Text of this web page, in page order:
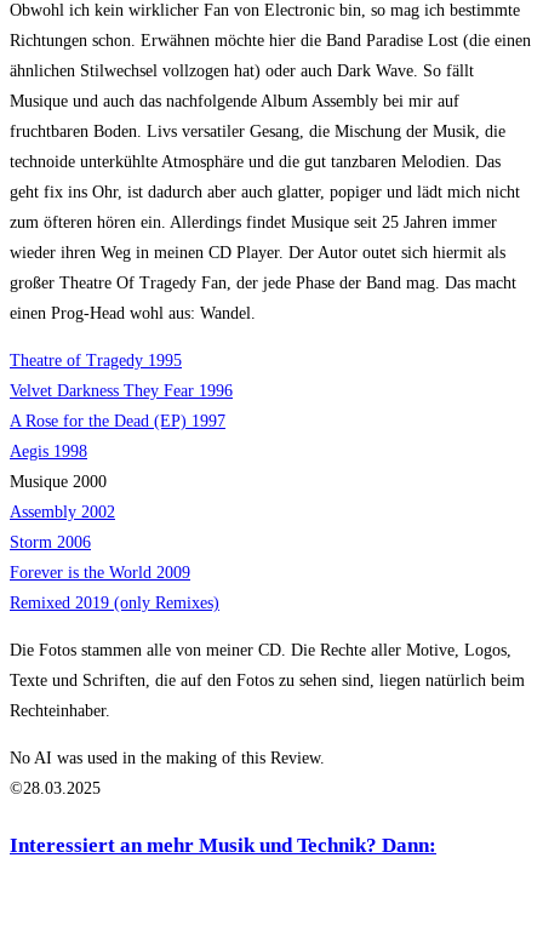
Obwohl ich kein wirklicher Fan von Electronic bin, so mag ich bestimmte
Richtungen schon. Erwähnen möchte hier die Band Paradise Lost (die einen
ähnlichen Stilwechsel vollzogen hat) oder auch Dark Wave. So fällt
Musique und auch das nachfolgende Album Assembly bei mir auf
fruchtbaren Boden. Livs versatiler Gesang, die Mischung der Musik, die
technoide unterkühlte Atmosphäre und die gut tanzbaren Melodien. Das
geht fix ins Ohr, ist dadurch aber auch glatter, popiger und lädt mich nicht
zum öfteren hören ein. Allerdings findet Musique seit 25 Jahren immer
wieder ihren Weg in meinen CD Player. Der Autor outet sich hiermit als
großer Theatre Of Tragedy Fan, der jede Phase der Band mag. Das macht
einen Prog-Head wohl aus: Wandel.
Theatre of Tragedy 1995
Velvet Darkness They Fear 1996
A Rose for the Dead (EP) 1997
Aegis 1998
Musique 2000
Assembly 2002
Storm 2006
Forever is the World 2009
Remixed 2019 (only Remixes)
Die Fotos stammen alle von meiner CD. Die Rechte aller Motive, Logos,
Texte und Schriften, die auf den Fotos zu sehen sind, liegen natürlich beim
Rechteinhaber.
No AI was used in the making of this Review.
©28.03.2025
Interessiert an mehr Musik und Technik? Dann: